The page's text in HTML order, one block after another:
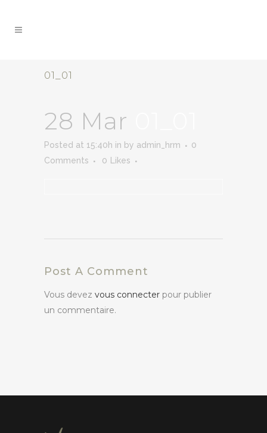
01_01
28 Mar
Posted at 15:40h in by admin_hrm
0
Comments
0 Likes
Post A Comment
Vous devez vous connecter pour publier
un commentaire.